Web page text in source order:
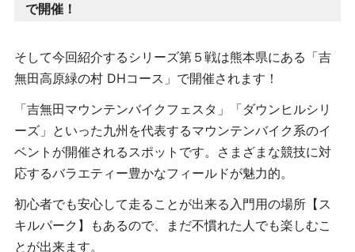
で開催！
そして今回紹介するシリーズ第５戦は熊本県にある「吉
無田高原緑の村 DHコース」で開催されます！
「吉無田マウンテンバイクフェスタ」「ダウンヒルシリ
ーズ」といった九州を代表するマウンテンバイク系のイ
ベントが開催されるスポットです。さまざまな競技に対
応するバラエティー豊かなフィールドが魅力的。
初心者でも安心して走ることが出来る入門用の場所【ス
キルパーク】もあるので、まだ不慣れた人でも楽しむこ
とが出来ます。